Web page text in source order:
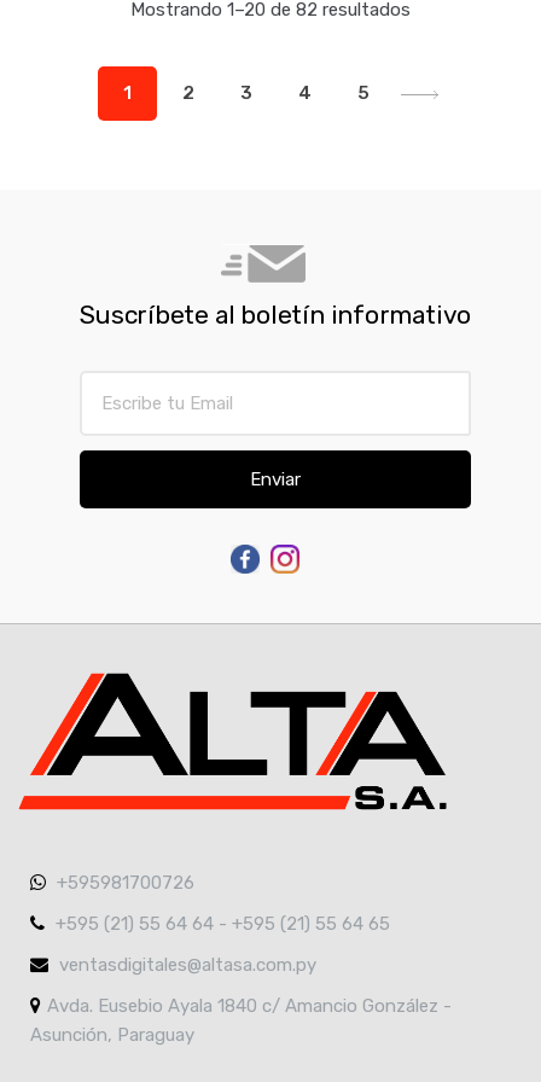
Mostrando 1–20 de 82 resultados
1 2 3 4 5
Suscríbete al boletín informativo
Enviar
+595981700726
+595 (21) 55 64 64 - +595 (21) 55 64 65
ventasdigitales@altasa.com.py
Avda. Eusebio Ayala 1840 c/ Amancio González -
Asunción, Paraguay